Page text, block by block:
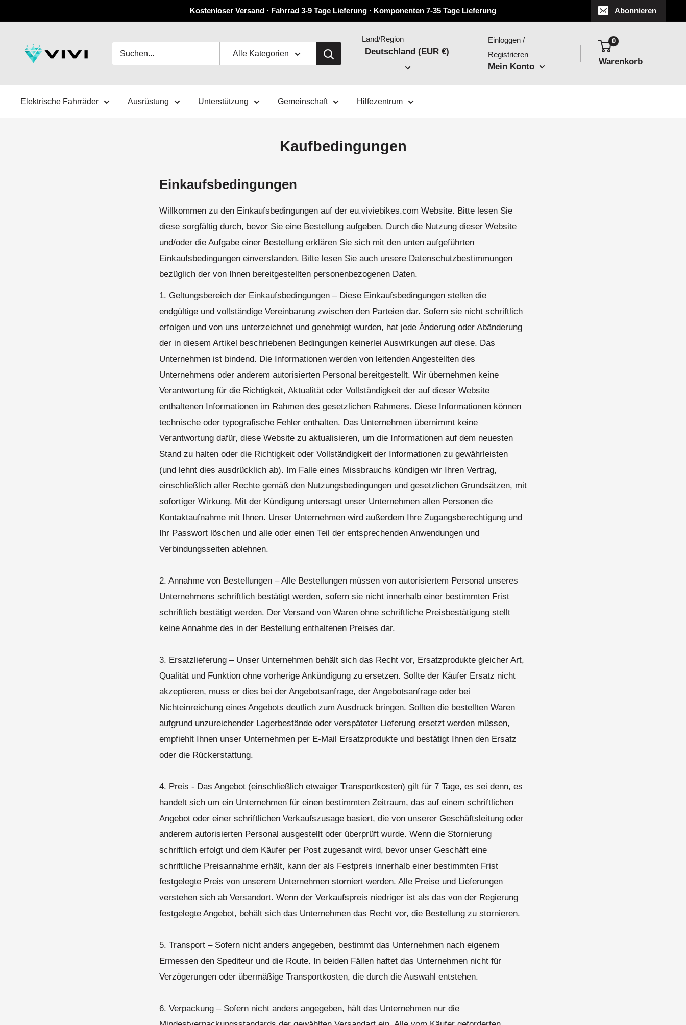
Sie
Inhalten
Kostenloser Versand · Fahrrad 3-9 Tage Lieferung · Komponenten 7-35 Tage Lieferung Abonnieren
VIVI Alle Kategorien
Land/Region
Deutschland (EUR €)
Einloggen /
Registrieren
Mein Konto
0
Warenkorb
Elektrische Fahrräder Ausrüstung Unterstützung Gemeinschaft Hilfezentrum
Kaufbedingungen
Einkaufsbedingungen
Willkommen zu den Einkaufsbedingungen auf der eu.viviebikes.com Website. Bitte lesen Sie
diese sorgfältig durch, bevor Sie eine Bestellung aufgeben. Durch die Nutzung dieser Website
und/oder die Aufgabe einer Bestellung erklären Sie sich mit den unten aufgeführten
Einkaufsbedingungen einverstanden. Bitte lesen Sie auch unsere Datenschutzbestimmungen
bezüglich der von Ihnen bereitgestellten personenbezogenen Daten.
1. Geltungsbereich der Einkaufsbedingungen – Diese Einkaufsbedingungen stellen die
endgültige und vollständige Vereinbarung zwischen den Parteien dar. Sofern sie nicht schriftlich
erfolgen und von uns unterzeichnet und genehmigt wurden, hat jede Änderung oder Abänderung
der in diesem Artikel beschriebenen Bedingungen keinerlei Auswirkungen auf diese. Das
Unternehmen ist bindend. Die Informationen werden von leitenden Angestellten des
Unternehmens oder anderem autorisierten Personal bereitgestellt. Wir übernehmen keine
Verantwortung für die Richtigkeit, Aktualität oder Vollständigkeit der auf dieser Website
enthaltenen Informationen im Rahmen des gesetzlichen Rahmens. Diese Informationen können
technische oder typografische Fehler enthalten. Das Unternehmen übernimmt keine
Verantwortung dafür, diese Website zu aktualisieren, um die Informationen auf dem neuesten
Stand zu halten oder die Richtigkeit oder Vollständigkeit der Informationen zu gewährleisten
(und lehnt dies ausdrücklich ab). Im Falle eines Missbrauchs kündigen wir Ihren Vertrag,
einschließlich aller Rechte gemäß den Nutzungsbedingungen und gesetzlichen Grundsätzen, mit
sofortiger Wirkung. Mit der Kündigung untersagt unser Unternehmen allen Personen die
Kontaktaufnahme mit Ihnen. Unser Unternehmen wird außerdem Ihre Zugangsberechtigung und
Ihr Passwort löschen und alle oder einen Teil der entsprechenden Anwendungen und
Verbindungsseiten ablehnen.
2. Annahme von Bestellungen – Alle Bestellungen müssen von autorisiertem Personal unseres
Unternehmens schriftlich bestätigt werden, sofern sie nicht innerhalb einer bestimmten Frist
schriftlich bestätigt werden. Der Versand von Waren ohne schriftliche Preisbestätigung stellt
keine Annahme des in der Bestellung enthaltenen Preises dar.
3. Ersatzlieferung – Unser Unternehmen behält sich das Recht vor, Ersatzprodukte gleicher Art,
Qualität und Funktion ohne vorherige Ankündigung zu ersetzen. Sollte der Käufer Ersatz nicht
akzeptieren, muss er dies bei der Angebotsanfrage, der Angebotsanfrage oder bei
Nichteinreichung eines Angebots deutlich zum Ausdruck bringen. Sollten die bestellten Waren
aufgrund unzureichender Lagerbestände oder verspäteter Lieferung ersetzt werden müssen,
empfiehlt Ihnen unser Unternehmen per E-Mail Ersatzprodukte und bestätigt Ihnen den Ersatz
oder die Rückerstattung.
4. Preis - Das Angebot (einschließlich etwaiger Transportkosten) gilt für 7 Tage, es sei denn, es
handelt sich um ein Unternehmen für einen bestimmten Zeitraum, das auf einem schriftlichen
Angebot oder einer schriftlichen Verkaufszusage basiert, die von unserer Geschäftsleitung oder
anderem autorisierten Personal ausgestellt oder überprüft wurde. Wenn die Stornierung
schriftlich erfolgt und dem Käufer per Post zugesandt wird, bevor unser Geschäft eine
schriftliche Preisannahme erhält, kann der als Festpreis innerhalb einer bestimmten Frist
festgelegte Preis von unserem Unternehmen storniert werden. Alle Preise und Lieferungen
verstehen sich ab Versandort. Wenn der Verkaufspreis niedriger ist als das von der Regierung
festgelegte Angebot, behält sich das Unternehmen das Recht vor, die Bestellung zu stornieren.
5. Transport – Sofern nicht anders angegeben, bestimmt das Unternehmen nach eigenem
Ermessen den Spediteur und die Route. In beiden Fällen haftet das Unternehmen nicht für
Verzögerungen oder übermäßige Transportkosten, die durch die Auswahl entstehen.
6. Verpackung – Sofern nicht anders angegeben, hält das Unternehmen nur die